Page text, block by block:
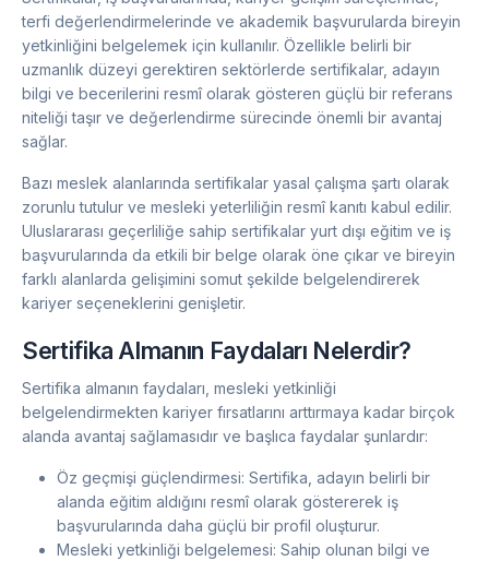
terfi değerlendirmelerinde ve akademik başvurularda bireyin
yetkinliğini belgelemek için kullanılır. Özellikle belirli bir
uzmanlık düzeyi gerektiren sektörlerde sertifikalar, adayın
bilgi ve becerilerini resmî olarak gösteren güçlü bir referans
niteliği taşır ve değerlendirme sürecinde önemli bir avantaj
sağlar.
Bazı meslek alanlarında sertifikalar yasal çalışma şartı olarak
zorunlu tutulur ve mesleki yeterliliğin resmî kanıtı kabul edilir.
Uluslararası geçerliliğe sahip sertifikalar yurt dışı eğitim ve iş
başvurularında da etkili bir belge olarak öne çıkar ve bireyin
farklı alanlarda gelişimini somut şekilde belgelendirerek
kariyer seçeneklerini genişletir.
Sertifika Almanın Faydaları Nelerdir?
Sertifika almanın faydaları, mesleki yetkinliği
belgelendirmekten kariyer fırsatlarını arttırmaya kadar birçok
alanda avantaj sağlamasıdır ve başlıca faydalar şunlardır:
Öz geçmişi güçlendirmesi: Sertifika, adayın belirli bir
alanda eğitim aldığını resmî olarak göstererek iş
başvurularında daha güçlü bir profil oluşturur.
Mesleki yetkinliği belgelemesi: Sahip olunan bilgi ve